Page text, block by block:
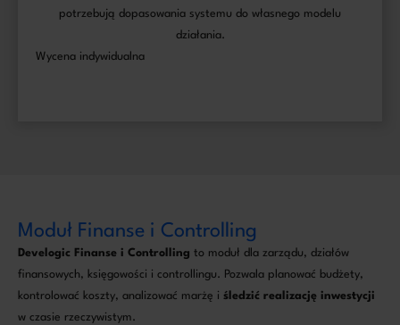
potrzebują dopasowania systemu do własnego modelu
działania.
Wycena indywidualna
Moduł Finanse i Controlling
Develogic Finanse i Controlling to moduł dla zarządu, działów
finansowych, księgowości i controllingu. Pozwala planować budżety,
kontrolować koszty, analizować marżę i śledzić realizację inwestycji
w czasie rzeczywistym.